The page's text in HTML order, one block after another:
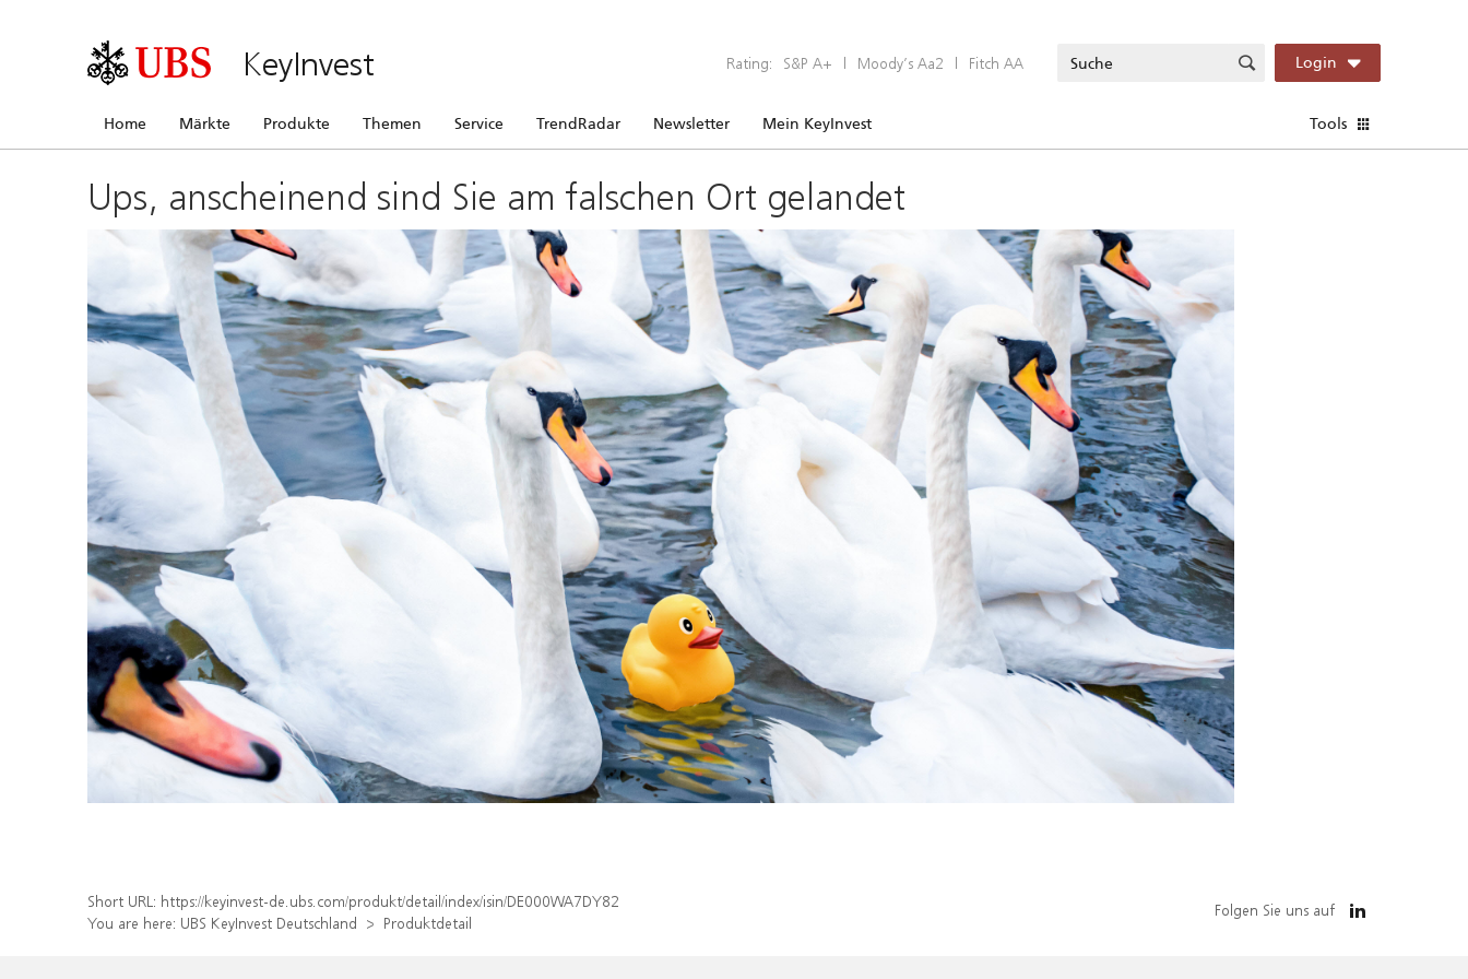
KeyInvest Rating: S&P A+ | Moody’s Aa2 | Fitch AA Login
Home Märkte Produkte Themen Service TrendRadar Newsletter Mein KeyInvest Tools
Ups, anscheinend sind Sie am falschen Ort gelandet
Short URL: https://keyinvest-de.ubs.com/produkt/detail/index/isin/DE000WA7DY82
You are here: UBS KeyInvest Deutschland Produktdetail
Folgen Sie uns auf